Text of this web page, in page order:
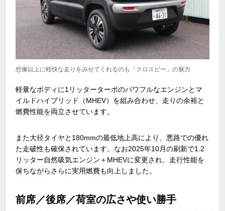
想像以上に軽快な走りをみせてくれるのも「クロスビー」の魅力
軽量なボディに1 リッターターボのパワフルなエンジンとマ
イルドハイブリッド（MHEV）を組み合わせ、走りの余裕と
燃費性能を両立させています。
また大径タイヤと 180mmの最低地上高により、悪路での優れ
た走破性も確保されています。なお2025年10月の刷新で1.2
リッター自然吸気エンジン＋ MHEVに変更され、走行性能を
保ちながらさらに実用燃費も向上しました。
前席／後席／荷室の広さや使い勝手